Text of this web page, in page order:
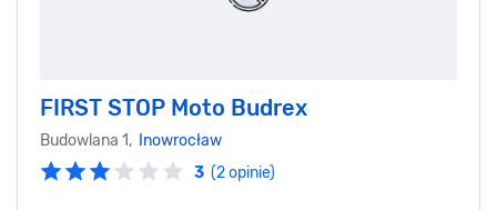
FIRST STOP Moto Budrex
Budowlana 1, Inowrocław
3 (2 opinie)